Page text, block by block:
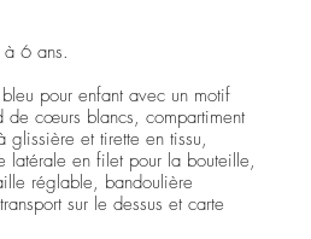
6 ans.
pour enfant avec un motif
cœurs blancs, compartiment
glissière et tirette en tissu,
latérale en filet pour la bouteille,
réglable, bandoulière
sur le dessus et carte